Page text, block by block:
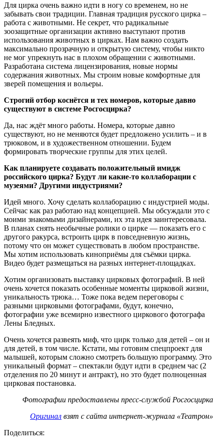
Для цирка очень важно идти в ногу со временем, но не
забывать свои традиции. Главная традиция русского цирка –
работа с животными. Не секрет, что радикальные
зоозащитные организации активно выступают против
использования животных в цирках. Нам важно создать
максимально прозрачную и открытую систему, чтобы никто
не мог упрекнуть нас в плохом обращении с животными.
Разработана система лицензирования, новые нормы
содержания животных. Мы строим новые комфортные для
зверей помещения и вольеры.
Строгий отбор коснётся и тех номеров, которые давно
существуют в системе Росгосцирка?
Да, нас ждёт много работы. Номера, которые давно
существуют, но не меняются будет предложено усилить – и в
трюковом, и в художественном отношении. Будем
формировать творческие группы для этих целей.
Как планируете создавать положительный имидж
российского цирка? Будут ли какие-то коллаборации с
музеями? Другими индустриями?
Идей много. Хочу сделать коллаборацию с индустрией моды.
Сейчас как раз работаю над концепцией. Мы обсуждали это с
моими знакомыми дизайнерами, их эта идея заинтересовала.
В планах снять необычные ролики о цирке — показать его с
другого ракурса, встроить цирк в повседневную жизнь,
потому что он может существовать в любом пространстве.
Мы хотим использовать киноприёмы для съёмки цирка.
Видео будет размещаться на разных интернет-площадках.
Хотим организовать выставку цирковых фотографий. В ней
очень хочется показать особенные моменты цирковой жизни,
уникальность трюка… Тоже пока ведем переговоры с
разными цирковыми фотографами, будут, конечно,
фотографии уже всемирно известного циркового фотографа
Лены Бледных.
Очень хочется развеять миф, что цирк только для детей – он и
для детей, в том числе. Кстати, мы готовим спецпроект для
малышей, которым сложно смотреть большую программу. Это
уникальный формат – спектакли будут идти в среднем час (2
отделения по 20 минут и антракт), но это будет полноценная
цирковая постановка.
Фотографии предоставлены пресс-службой Росгосцирка
Оригинал взят с сайта интернет-журнала «Театрон»
Поделиться: